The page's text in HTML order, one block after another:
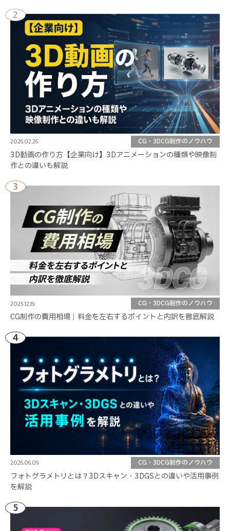
2026.02.26 CG・3DCG制作のノウハウ
3D動画の作り方【企業向け】3Dアニメーションの種類や映像制
作との違いも解説
2
2025.12.19 CG・3DCG制作のノウハウ
CG制作の費用相場｜料金を左右するポイントと内訳を徹底解説
3
2026.06.09 CG・3DCG制作のノウハウ
フォトグラメトリとは？3Dスキャン・3DGSとの違いや活用事例
を解説
4
5